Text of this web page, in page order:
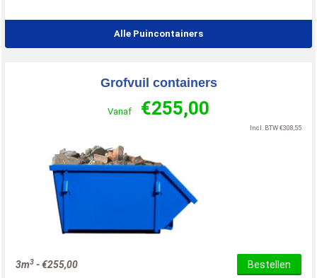
Alle Puincontainers
Grofvuil containers
Vanaf €255,00
Incl. BTW €308,55
3m3 -€255,00 Bestellen